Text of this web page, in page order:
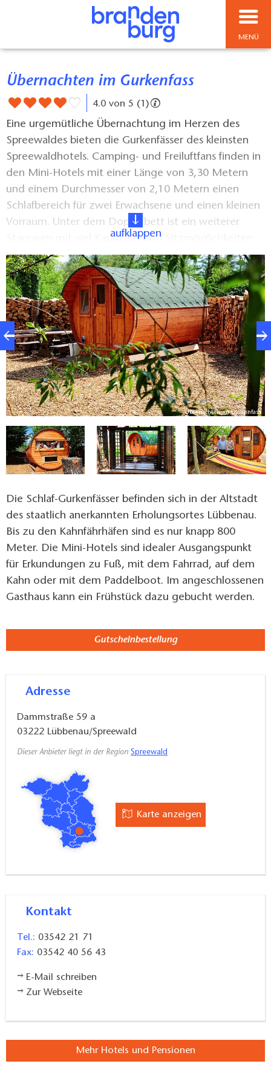
MENÜ
Übernachten im Gurkenfass
4.0 von 5 (1)
Eine urgemütliche Übernachtung im Herzen des
Spreewaldes bieten die Gurkenfässer des kleinsten
Spreewaldhotels. Camping- und Freiluftfans finden in
den Mini-Hotels mit einer Länge von 3,30 Metern
und einem Durchmesser von 2,10 Metern einen
Schlafbereich für zwei Erwachsene und einen kleinen
Vorraum. Unter dem Doppelbett ist ein weiterer
Stauraum mit viel Kapazität und Sitzmöglichkeiten
vorhanden. Eine komplette Sanitäreinheit mit
Dusche, Waschbecken und WC steht den Gästen nur
wenige Schritte entfernt zur Verfügung.
aufklappen
Übernachten im Gurkenfass
Die Schlaf-Gurkenfässer befinden sich in der Altstadt
des staatlich anerkannten Erholungsortes Lübbenau.
Bis zu den Kahnfährhäfen sind es nur knapp 800
Meter. Die Mini-Hotels sind idealer Ausgangspunkt
für Erkundungen zu Fuß, mit dem Fahrrad, auf dem
Kahn oder mit dem Paddelboot. Im angeschlossenen
Gasthaus kann ein Frühstück dazu gebucht werden.
Gutscheinbestellung
Adresse
Dammstraße 59 a
03222 Lübbenau/Spreewald
Dieser Anbieter liegt in der Region Spreewald
Karte anzeigen
Kontakt
Tel.: 03542 21 71
Fax: 03542 40 56 43
E-Mail schreiben
Zur Webseite
Mehr Hotels und Pensionen